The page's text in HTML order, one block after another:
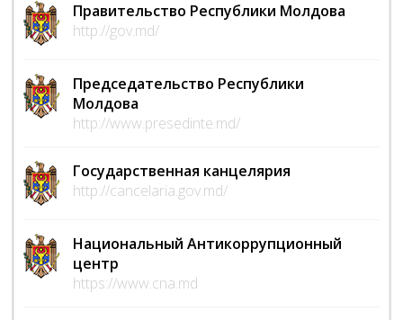
Правительство Республики Молдова
http://gov.md/
Председательство Республики
Молдова
http://www.presedinte.md/
Государственная канцелярия
http://cancelaria.gov.md/
Национальный Антикоррупционный
центр
https://www.cna.md